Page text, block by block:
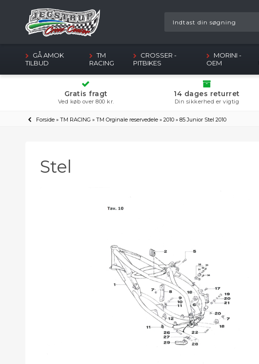
GÅ AMOK
TILBUD
TM
RACING
CROSSER -
PITBIKES
MORINI -
OEM
Gratis fragt
Ved køb over 800 kr.
14 dages returret
Din sikkerhed er vigtig
Forside » TM RACING » TM Orginale reservedele » 2010 » 85 Junior Stel 2010
Stel